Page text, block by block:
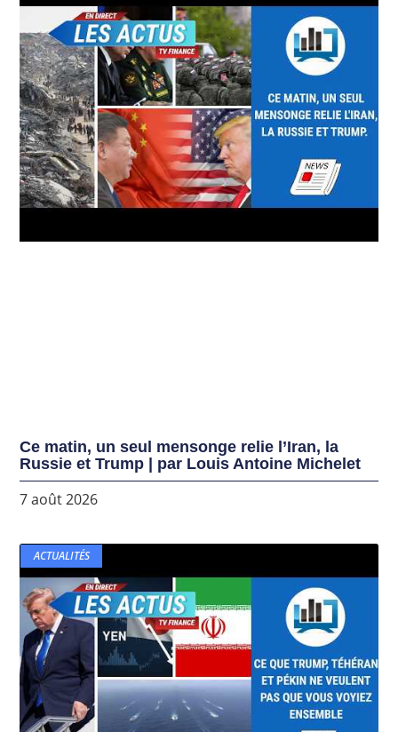
Ce matin, un seul mensonge relie l’Iran, la
Russie et Trump | par Louis Antoine Michelet
7 août 2026
ACTUALITÉS